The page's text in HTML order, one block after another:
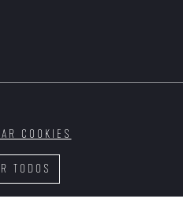
TODOS
COOKIES
Mar